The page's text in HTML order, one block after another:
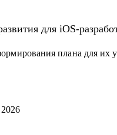
и Project-
инженерам, backend- и
для iOS-
плана для их
2026